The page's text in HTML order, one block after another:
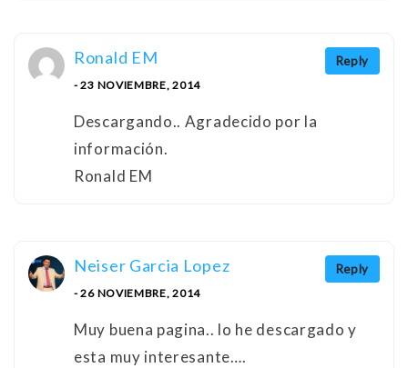
Reply
Ronald EM
- 23 NOVIEMBRE, 2014
Descargando.. Agradecido por la
información.
Ronald EM
Reply
Neiser Garcia Lopez
- 26 NOVIEMBRE, 2014
Muy buena pagina.. lo he descargado y
esta muy interesante….